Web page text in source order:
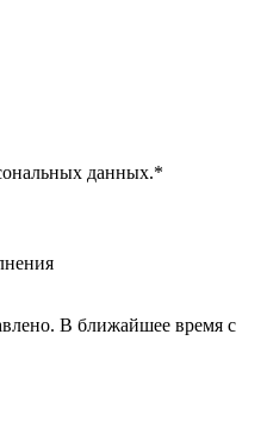
данных.*
В ближайшее время с